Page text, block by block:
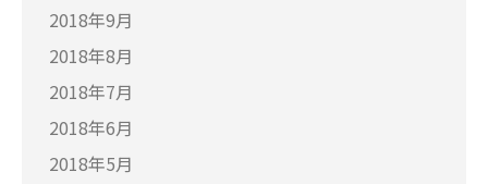
2018年9月
2018年8月
2018年7月
2018年6月
2018年5月